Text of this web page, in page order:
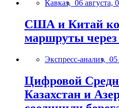
Кавказ, 06 августа,
США и Китай
маршруты
Экспресс-анализ, 05
Цифровой
Казахстан и